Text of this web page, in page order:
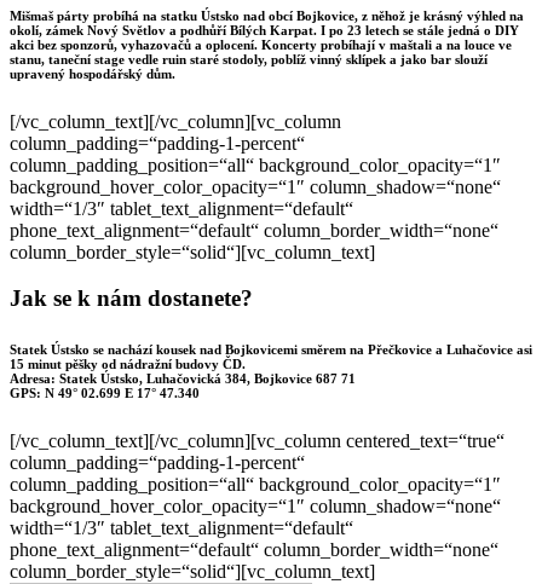
Mišmaš párty probíhá na statku Ústsko nad obcí Bojkovice, z něhož je krásný výhled na
okolí, zámek Nový Světlov a podhůří Bílých Karpat. I po 23 letech se stále jedná o DIY
akci bez sponzorů, vyhazovačů a oplocení. Koncerty probíhají v maštali a na louce ve
stanu, taneční stage vedle ruin staré stodoly, poblíž vinný sklípek a jako bar slouží
upravený hospodářský dům.
[/vc_column_text][/vc_column][vc_column
column_padding=“padding-1-percent“
column_padding_position=“all“ background_color_opacity=“1″
background_hover_color_opacity=“1″ column_shadow=“none“
width=“1/3″ tablet_text_alignment=“default“
phone_text_alignment=“default“ column_border_width=“none“
column_border_style=“solid“][vc_column_text]
Jak se k nám dostanete?
Statek Ústsko se nachází kousek nad Bojkovicemi směrem na Přečkovice a Luhačovice asi
15 minut pěšky od nádražní budovy ČD.
Adresa: Statek Ústsko, Luhačovická 384, Bojkovice 687 71
GPS: N 49° 02.699 E 17° 47.340
[/vc_column_text][/vc_column][vc_column centered_text=“true“
column_padding=“padding-1-percent“
column_padding_position=“all“ background_color_opacity=“1″
background_hover_color_opacity=“1″ column_shadow=“none“
width=“1/3″ tablet_text_alignment=“default“
phone_text_alignment=“default“ column_border_width=“none“
column_border_style=“solid“][vc_column_text]